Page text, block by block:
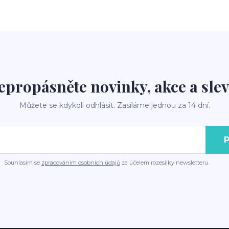
novinky, akce a
Můžete se kdykoli odhlásit. Zasíláme jednou za 14 dní.
Souhlasím se zpracováním osobních údajůza účelem rozesílky newsletteru.